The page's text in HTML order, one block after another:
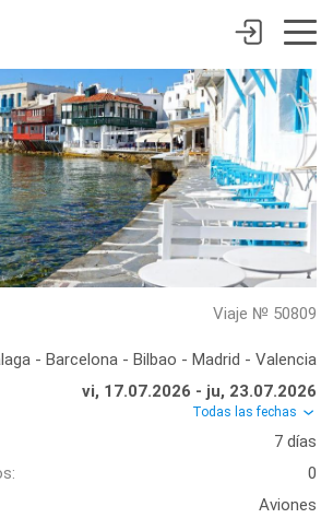
Viaje № 50809
- Barcelona - Bilbao - Madrid - Valencia
vi, 17.07.2026 - ju, 23.07.2026
Todas las fechas
7 días
0
Aviones